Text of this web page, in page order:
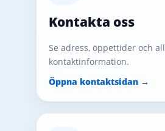
Kontakta oss
Se adress, öppettider och all
kontaktinformation.
Öppna kontaktsidan →